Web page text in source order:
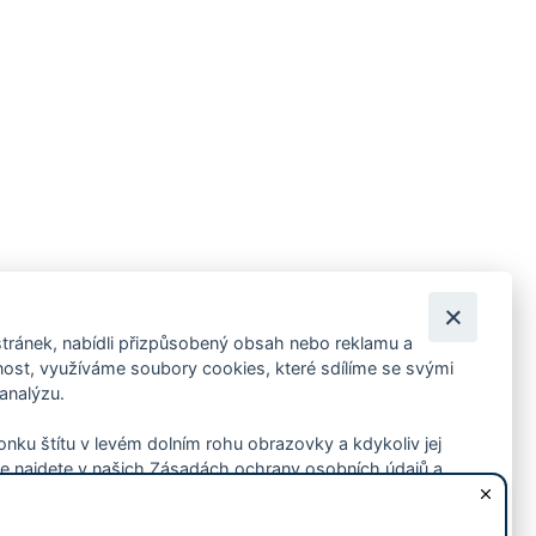
pozvánky na kulturní a sportovní akce?
nabídli přizpůsobený obsah nebo reklamu a
využíváme soubory cookies, které sdílíme se svými
štítu v levém dolním rohu obrazovky a kdykoliv jej
najdete v našich Zásadách ochrany osobních údajů a